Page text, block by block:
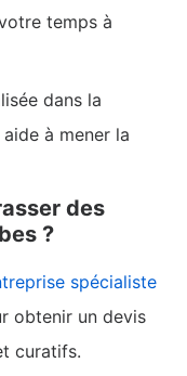
temps à
dans la
à mener la
des
?
spécialiste
obtenir un devis
curatifs.